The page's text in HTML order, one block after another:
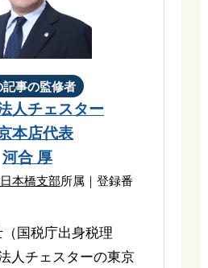
記事の監修者
人チェスター
本店代表
河合 厚
本橋支部所属｜登録番
（国税庁出身税理
人チェスターの東京